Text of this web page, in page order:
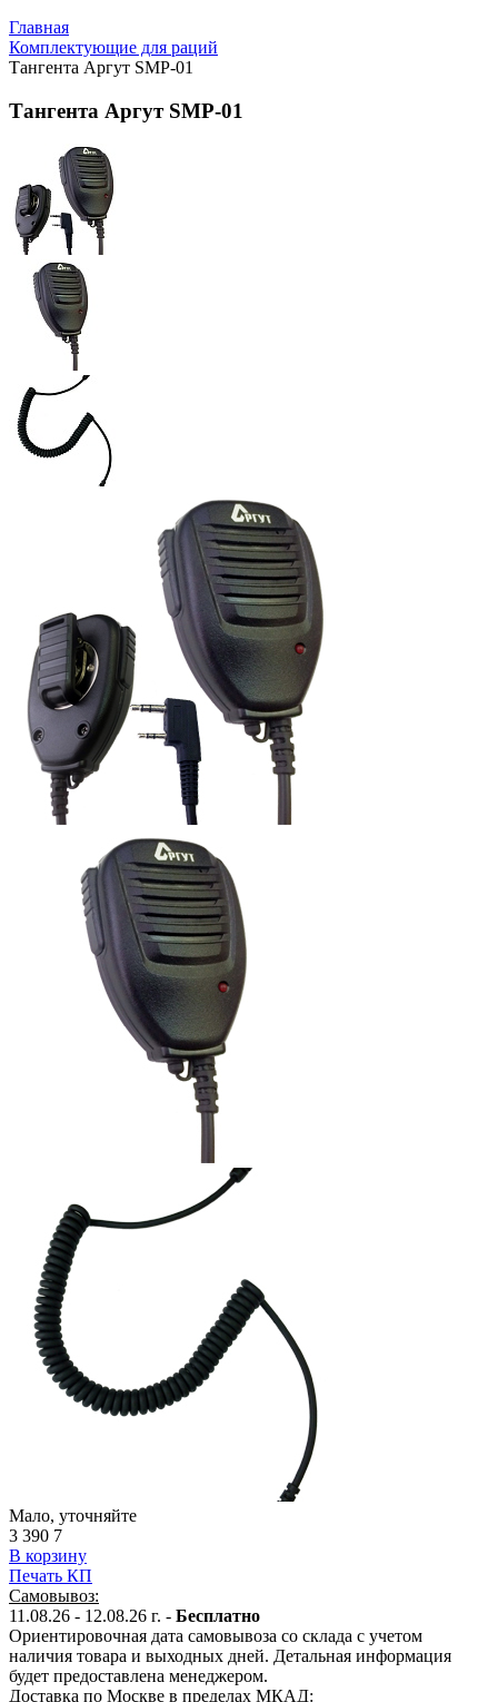
Главная
Комплектующие для раций
Тангента Аргут SMP-01
Тангента Аргут SMP-01
Мало, уточняйте
3 390 7
В корзину
Печать КП
Самовывоз:
11.08.26 - 12.08.26 г. - Бесплатно
Ориентировочная дата самовывоза со склада с учетом
наличия товара и выходных дней. Детальная информация
будет предоставлена менеджером.
Доставка по Москве в пределах МКАД: